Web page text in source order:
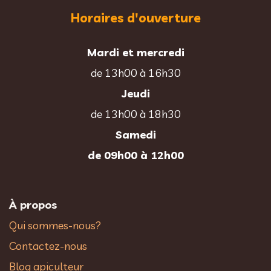
Horaires d'ouverture
Mardi et mercredi
de 13h00 à 16h30
Jeudi
de 13h00 à 18h30
Samedi
de 09h00 à 12h00
À propos
Qui sommes-nous?
Contactez-nous
Blog apiculteur